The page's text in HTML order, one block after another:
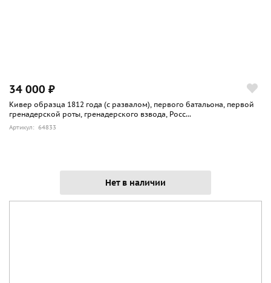
34 000 ₽
Кивер образца 1812 года (с развалом), первого батальона, первой
гренадерской роты, гренадерского взвода, Росс...
Артикул: 64833
Нет в наличии